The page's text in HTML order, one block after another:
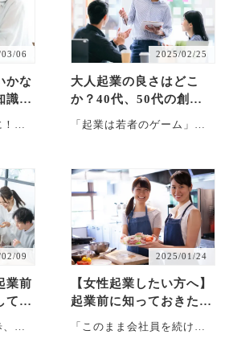
06
かな
識の
行動
垣間
」
ッ
2025/02/25
大人起業の良さはどこ
か？40代、50代の創業
者が若い創業者より優っ
「起業は若者のゲーム」と
では、日本の創業者平均年
齢・・・
09
業前
てお
ポイ
出
2025/01/24
【女性起業したい方へ】
起業前に知っておきたい
5ステップ
「このまま会社員を続けて